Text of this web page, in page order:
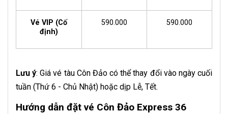
Vé VIP (Cố
định)
590.000 590.000
Lưu ý: Giá vé tàu Côn Đảo có thể thay đổi vào ngày cuối
tuần (Thứ 6 - Chủ Nhật) hoặc dịp Lễ, Tết.
Hướng dẫn đặt vé Côn Đảo Express 36